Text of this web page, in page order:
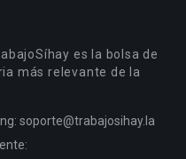
es la bolsa de
más relevante de la
soporte@trabajosihay.la